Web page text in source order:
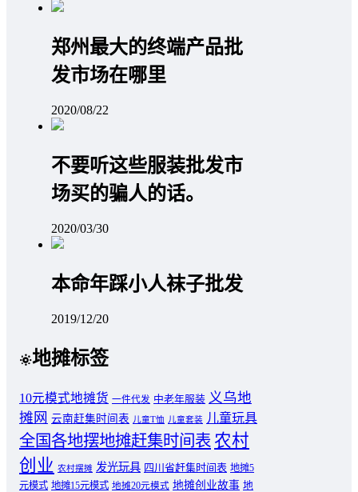
郑州最大的终端产品批
发市场在哪里
2020/08/22
不要听这些服装批发市
场买的骗人的话。
2020/03/30
本命年踩小人袜子批发
2019/12/20
地摊标签
10元模式地摊货 一件代发 中老年服装 义乌地
摊网 云南赶集时间表 儿童T恤 儿童套装 儿童玩具
全国各地摆地摊赶集时间表 农村
创业 农村摆摊 发光玩具 四川省赶集时间表 地摊5
元模式 地摊15元模式 地摊20元模式 地摊创业故事 地